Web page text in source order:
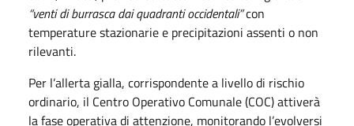
“venti di burrasca dai quadranti occidentali”con
temperature stazionarie e precipitazioni assenti o non
rilevanti.
Per l’allerta gialla, corrispondente a livello di rischio
ordinario, il Centro Operativo Comunale (COC) attiverà
la fase operativa di attenzione, monitorando l’evolversi